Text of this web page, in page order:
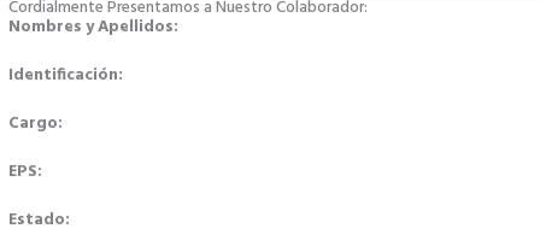
Cordialmente Presentamos a Nuestro Colaborador:
Nombres y Apellidos:
Identificación:
Cargo:
EPS:
Estado: